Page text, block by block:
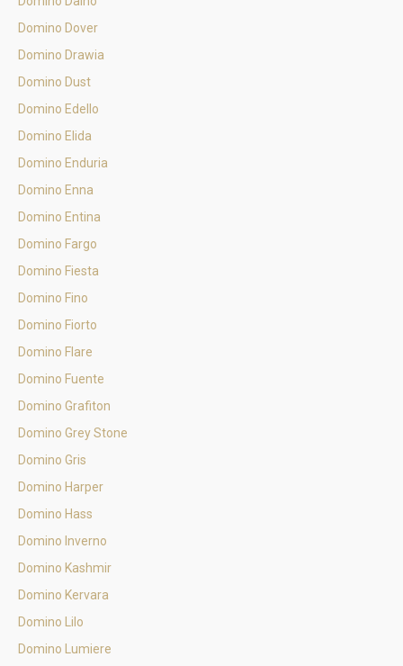
Domino Dover
Domino Drawia
Domino Dust
Domino Edello
Domino Elida
Domino Enduria
Domino Enna
Domino Entina
Domino Fargo
Domino Fiesta
Domino Fino
Domino Fiorto
Domino Flare
Domino Fuente
Domino Grafiton
Domino Grey Stone
Domino Gris
Domino Harper
Domino Hass
Domino Inverno
Domino Kashmir
Domino Kervara
Domino Lilo
Domino Lumiere